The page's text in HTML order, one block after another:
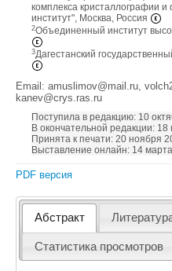
комплекса кристаллографии
институт", Москва, Россия
2Объединенный институт
3Дагестанский
Email: amuslimov@mail.ru,
kanev@crys.ras.ru
Поступила в редакцию: 10
В окончательной редакции: 18
Принята к печати: 20 ноября
Выставление онлайн: 14
PDF версия
Абстракт
Статистика просмотров